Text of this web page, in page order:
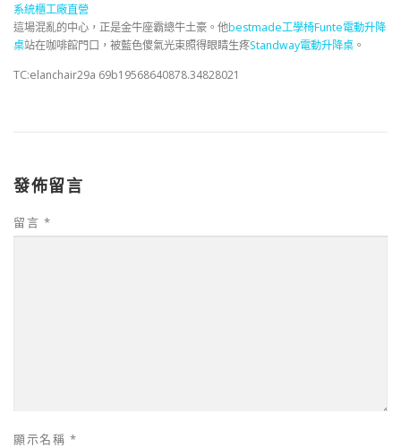
系統櫃工廠直營
這場混亂的中心，正是金牛座霸總牛土豪。他bestmade工學椅Funte電動升降
桌站在咖啡館門口，被藍色傻氣光束照得眼睛生疼Standway電動升降桌 。
TC:elanchair29a 69b19568640878.34828021
發佈留言
留言 *
顯示名稱 *